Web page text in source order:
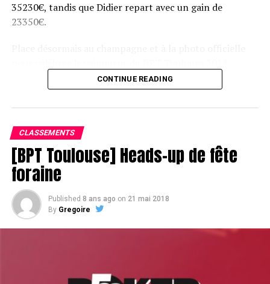
35230€, tandis que Didier repart avec un gain de
23350€.
CONTINUE READING
CLASSEMENTS
[BPT Toulouse] Heads-up de fête
foraine
Published 8 ans ago on 21 mai 2018
By Gregoire